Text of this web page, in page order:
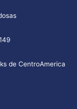
de CentroAmerica